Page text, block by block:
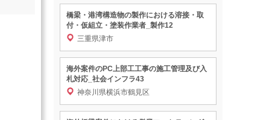
橋梁・港湾構造物の製作における溶接・取
付・仮組立・塗装作業者_製作12
三重県津市
海外案件のPC上部工工事の施工管理及び入
札対応_社会インフラ43
神奈川県横浜市鶴見区